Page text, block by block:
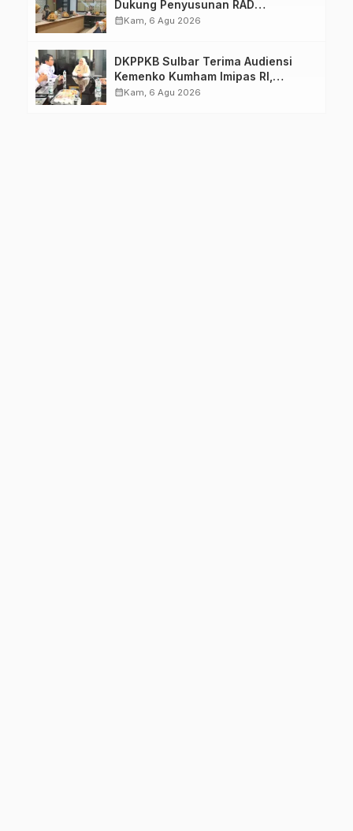
Dukung Penyusunan RAD
TPB/SDGs Sulawesi Barat
calendar_monthKam, 6 Agu 2026
DKPPKB Sulbar Terima Audiensi
Kemenko Kumham Imipas RI,
Perkuat Pelayanan Kesehatan bagi
calendar_monthKam, 6 Agu 2026